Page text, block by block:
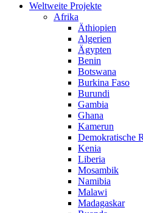
Weltweite Projekte
Afrika
Äthiopien
Algerien
Ägypten
Benin
Botswana
Burkina Faso
Burundi
Gambia
Ghana
Kamerun
Demokratische
Kenia
Liberia
Mosambik
Namibia
Malawi
Madagaskar